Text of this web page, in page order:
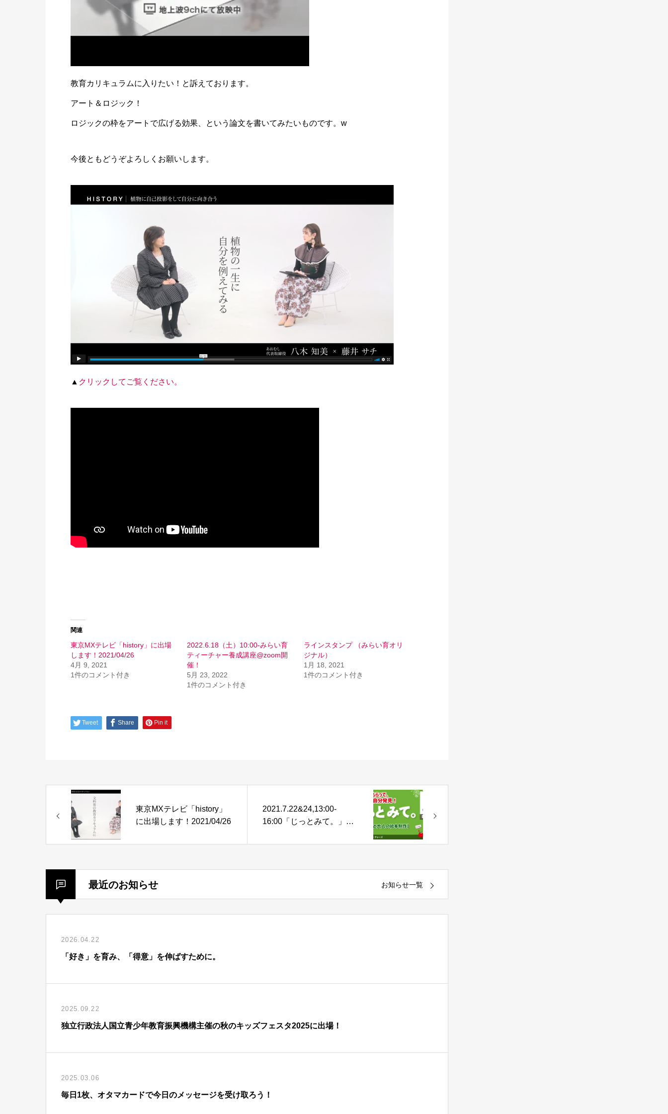
教育カリキュラムに入りたい！と訴えております。
アート＆ロジック！
ロジックの枠をアートで広げる効果、という論文を書いてみたいものです。w
今後ともどうぞよろしくお願いします。
▲ クリックしてご覧ください。
関連
東京MXテレビ「history」に出場
します！2021/04/26
4月 9, 2021
1件のコメント付き
2022.6.18（土）10:00-みらい育
ティーチャー養成講座@zoom開
催！
5月 23, 2022
1件のコメント付き
ラインスタンプ （みらい育オリ
ジナル）
1月 18, 2021
1件のコメント付き
Tweet Share Pin it
東京MXテレビ「history」
に出場します！2021/04/26
2021.7.22&24,13:00-
16:00「じっとみて。」絵
@zoom
最近のお知らせ お知らせ一覧
2026.04.22
「好き」を育み、「得意」を伸ばすために。
2025.09.22
独立行政法人国立青少年教育振興機構主催の秋のキッズフェスタ2025に出場！
2025.03.06
毎日1枚、オタマカードで今日のメッセージを受け取ろう！